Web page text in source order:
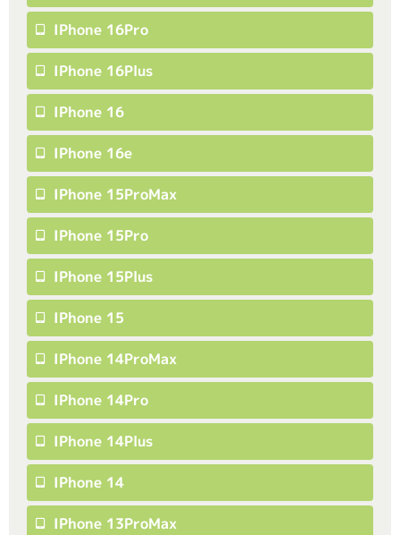
IPhone 16Pro
IPhone 16Plus
IPhone 16
IPhone 16e
IPhone 15ProMax
IPhone 15Pro
IPhone 15Plus
IPhone 15
IPhone 14ProMax
IPhone 14Pro
IPhone 14Plus
IPhone 14
IPhone 13ProMax